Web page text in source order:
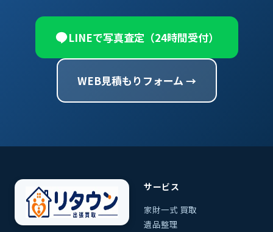
LINEで写真査定（24時間受付）
WEB見積もりフォーム →
サービス
家財一式 買取
遺品整理